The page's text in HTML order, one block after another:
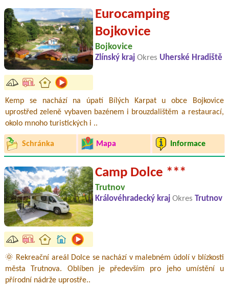
Eurocamping
Bojkovice
Bojkovice
Zlínský kraj Okres Uherské Hradiště
Kemp se nachází na úpatí Bílých Karpat u obce Bojkovice
uprostřed zeleně vybaven bazénem i brouzdalištěm a restaurací,
okolo mnoho turistických i ..
Schránka Mapa Informace
Camp Dolce ***
Trutnov
Královéhradecký kraj Okres Trutnov
🌞 Rekreační areál Dolce se nachází v malebném údolí v blízkosti
města Trutnova. Oblíben je především pro jeho umístění u
přírodní nádrže uprostře..